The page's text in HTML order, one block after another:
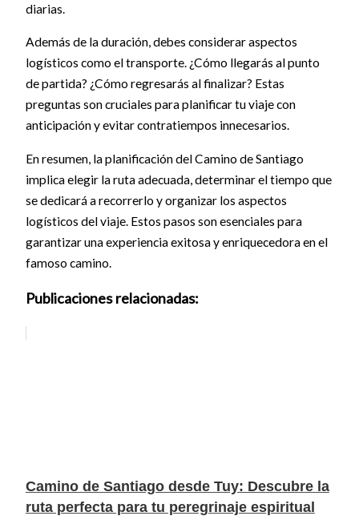
diarias.
Además de la duración, debes considerar aspectos
logísticos como el transporte. ¿Cómo llegarás al punto
de partida? ¿Cómo regresarás al finalizar? Estas
preguntas son cruciales para planificar tu viaje con
anticipación y evitar contratiempos innecesarios.
En resumen, la planificación del Camino de Santiago
implica elegir la ruta adecuada, determinar el tiempo que
se dedicará a recorrerlo y organizar los aspectos
logísticos del viaje. Estos pasos son esenciales para
garantizar una experiencia exitosa y enriquecedora en el
famoso camino.
Publicaciones relacionadas:
Camino de Santiago desde Tuy: Descubre la
ruta perfecta para tu peregrinaje espiritual